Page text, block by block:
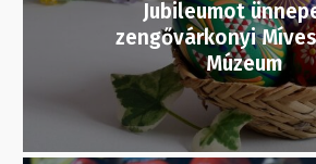
Jubileumot
zengővárkonyi
Múzeum